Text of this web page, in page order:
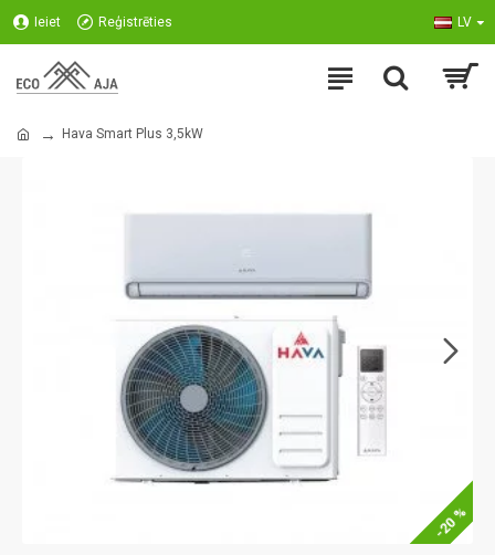
Ieiet Reģistrēties LV
Hava Smart Plus 3,5kW
-20 %